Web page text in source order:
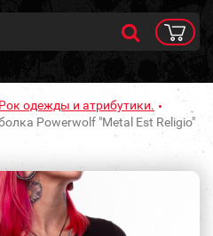
одежды и атрибутики.
Powerwolf "Metal Est Religio"